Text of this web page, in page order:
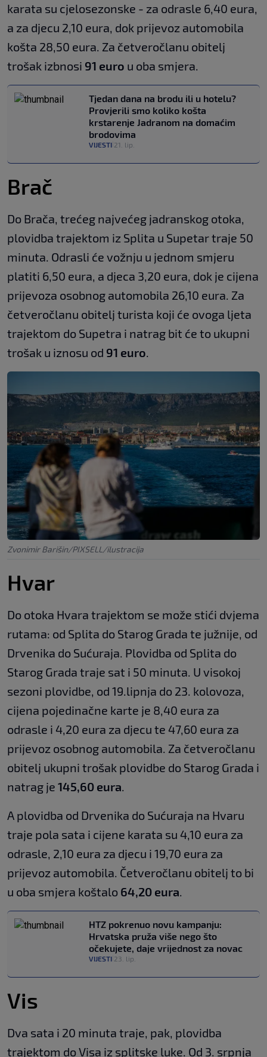
karata su cjelosezonske - za odrasle 6,40 eura,
a za djecu 2,10 eura, dok prijevoz automobila
košta 28,50 eura. Za četveročlanu obitelj
trošak izbnosi 91 euro u oba smjera.
Tjedan dana na brodu ili u hotelu?
Provjerili smo koliko košta
krstarenje Jadranom na domaćim
brodovima
VIJESTI 21. lip.
Brač
Do Brača, trećeg najvećeg jadranskog otoka,
plovidba trajektom iz Splita u Supetar traje 50
minuta. Odrasli će vožnju u jednom smjeru
platiti 6,50 eura, a djeca 3,20 eura, dok je cijena
prijevoza osobnog automobila 26,10 eura. Za
četveročlanu obitelj turista koji će ovoga ljeta
trajektom do Supetra i natrag bit će to ukupni
trošak u iznosu od 91 euro
Zvonimir Barišin/PIXSELL/ilustracija
Hvar
Do otoka Hvara trajektom se može stići dvjema
rutama: od Splita do Starog Grada te južnije, od
Drvenika do Sućuraja. Plovidba od Splita do
Starog Grada traje sat i 50 minuta. U visokoj
sezoni plovidbe, od 19.lipnja do 23. kolovoza,
cijena pojedinačne karte je 8,40 eura za
odrasle i 4,20 eura za djecu te 47,60 eura za
prijevoz osobnog automobila. Za četveročlanu
obitelj ukupni trošak plovidbe do Starog Grada i
natrag je 145,60 eura.
A plovidba od Drvenika do Sućuraja na Hvaru
traje pola sata i cijene karata su 4,10 eura za
odrasle, 2,10 eura za djecu i 19,70 eura za
prijevoz automobila. Četveročlanu obitelj to bi
u oba smjera koštalo 64,20 eura.
HTZ pokrenuo novu kampanju:
Hrvatska pruža više nego što
očekujete, daje vrijednost za novac
VIJESTI 23. lip.
Vis
Dva sata i 20 minuta traje, pak, plovidba
trajektom do Visa iz splitske luke. Od 3. srpnja